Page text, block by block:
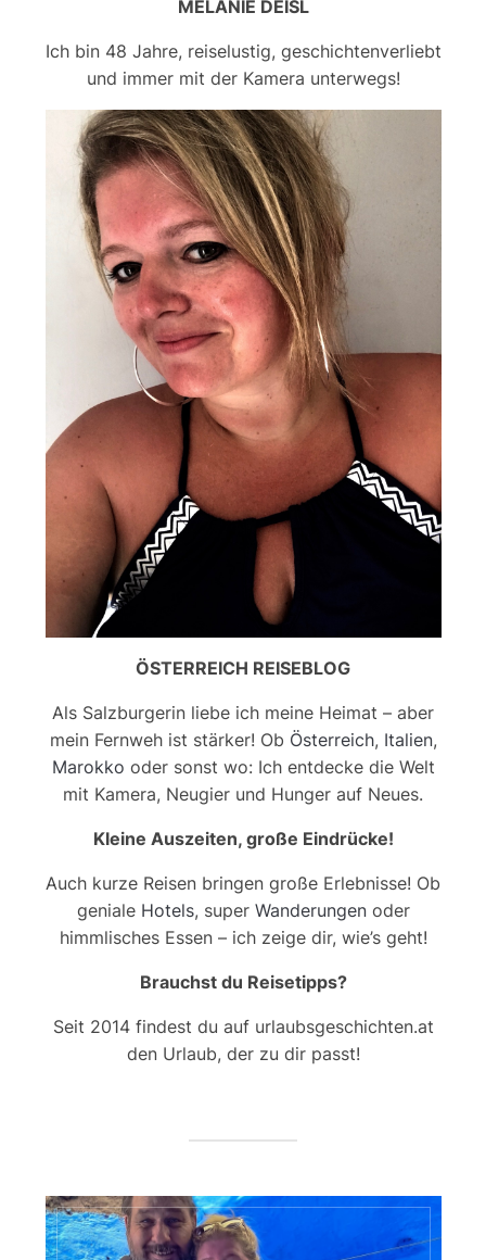
MELANIE DEISL
Ich bin 48 Jahre, reiselustig, geschichtenverliebt
und immer mit der Kamera unterwegs!
ÖSTERREICH REISEBLOG
Als Salzburgerin liebe ich meine Heimat – aber
mein Fernweh ist stärker! Ob Österreich, Italien,
Marokko oder sonst wo: Ich entdecke die Welt
mit Kamera, Neugier und Hunger auf Neues.
Kleine Auszeiten, große Eindrücke!
Auch kurze Reisen bringen große Erlebnisse! Ob
geniale Hotels, super Wanderungenoder
himmlisches Essen – ich zeige dir, wie’s geht!
Brauchst du Reisetipps?
Seit 2014 findest du auf urlaubsgeschichten.at
den Urlaub, der zu dir passt!